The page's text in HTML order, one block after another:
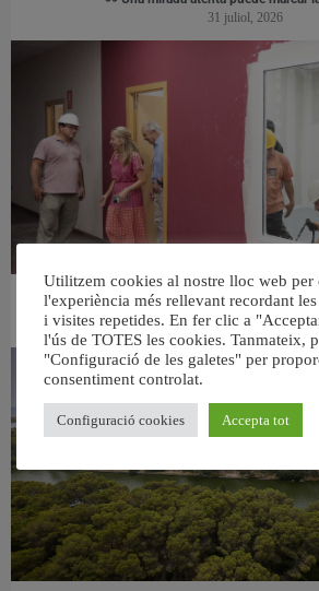
31 juliol, 2026
València ultima el nou centre per a persones
6 agost, 2026
Utilitzem cookies al nostre lloc web per
l'experiència més rellevant recordant
i visites repetides. En fer clic a
l'ús de TOTES les cookies. Tanmateix,
"Configuració de les galetes" per
consentiment controlat.
Configuració cookies Accepta tot